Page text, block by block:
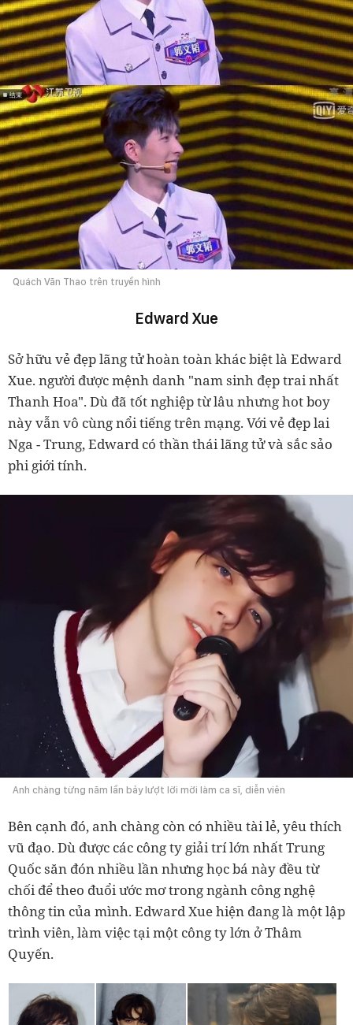
Quách Văn Thao trên truyền hình
Edward Xue
Sở hữu vẻ đẹp lãng tử hoàn toàn khác biệt là Edward
Xue. người được mệnh danh "nam sinh đẹp trai nhất
Thanh Hoa". Dù đã tốt nghiệp từ lâu nhưng hot boy
này vẫn vô cùng nổi tiếng trên mạng. Với vẻ đẹp lai
Nga - Trung, Edward có thần thái lãng tử và sắc sảo
phi giới tính.
Anh chàng từng năm lần bảy lượt lời mời làm ca sĩ, diễn viên
Bên cạnh đó, anh chàng còn có nhiều tài lẻ, yêu thích
vũ đạo. Dù được các công ty giải trí lớn nhất Trung
Quốc săn đón nhiều lần nhưng học bá này đều từ
chối để theo đuổi ước mơ trong ngành công nghệ
thông tin của mình. Edward Xue hiện đang là một lập
trình viên, làm việc tại một công ty lớn ở Thâm
Quyến.